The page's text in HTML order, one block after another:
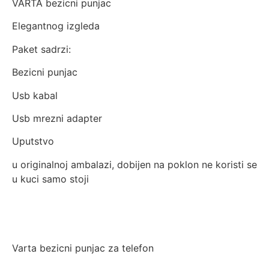
VARTA bezicni punjac
Elegantnog izgleda
Paket sadrzi:
Bezicni punjac
Usb kabal
Usb mrezni adapter
Uputstvo
u originalnoj ambalazi, dobijen na poklon ne koristi se
u kuci samo stoji
Varta bezicni punjac za telefon